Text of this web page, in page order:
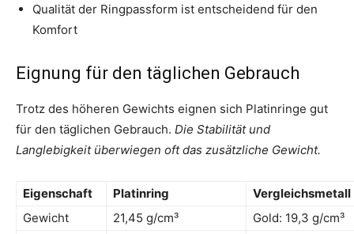
Qualität der Ringpassform ist entscheidend für den
Komfort
Eignung für den täglichen Gebrauch
Trotz des höheren Gewichts eignen sich Platinringe gut
für den täglichen Gebrauch. Die Stabilität und
Langlebigkeit überwiegen oft das zusätzliche Gewicht.
Eigenschaft Platinring
Vergleichsmetall
Gewicht
21,45 g/cm³
Gold: 19,3 g/cm³